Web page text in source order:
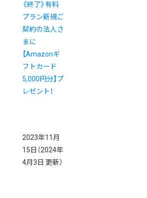
《終了》有料
プラン新規ご
契約の法人さ
まに
【Amazonギ
フトカード
5,000円分】プ
レゼント！
2023年11月
15日 （2024年
4月3日 更新）